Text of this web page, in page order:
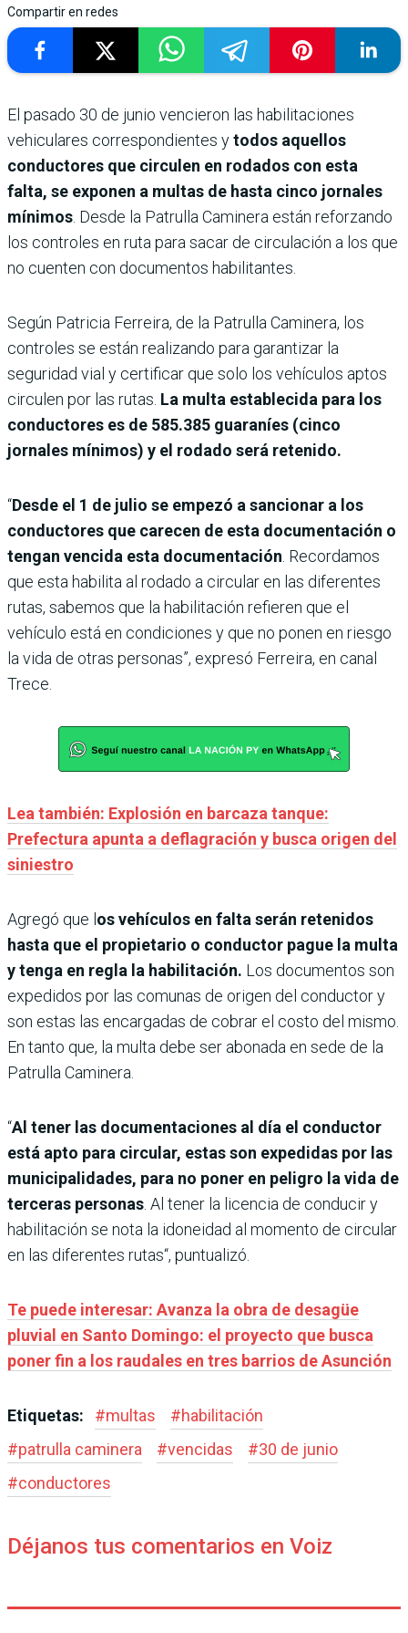
Compartir en redes
El pasado 30 de junio vencieron las habilitaciones
vehiculares correspondientes ytodos aquellos
conductores que circulen en rodados con esta
falta, se exponen a multas de hasta cinco jornales
mínimos. Desde la Patrulla Caminera están reforzando
los controles en ruta para sacar de circulación a los que
no cuenten con documentos habilitantes.
Según Patricia Ferreira, de la Patrulla Caminera, los
controles se están realizando para garantizar la
seguridad vial y certificar que solo los vehículos aptos
circulen por las rutas. La multa establecida para los
conductores es de 585.385 guaraníes (cinco
jornales mínimos) y el rodado será retenido.
“Desde el 1 de julio se empezó a sancionar a los
conductores que carecen de esta documentación o
tengan vencida esta documentación. Recordamos
que esta habilita al rodado a circular en las diferentes
rutas, sabemos que la habilitación refieren que el
vehículo está en condiciones y que no ponen en riesgo
la vida de otras personas”, expresó Ferreira, en canal
Trece.
Lea también: Explosión en barcaza tanque:
Prefectura apunta a deflagración y busca origen del
siniestro
Agregó que l os vehículos en falta serán retenidos
hasta que el propietario o conductor pague la multa
y tenga en regla la habilitación. Los documentos son
expedidos por las comunas de origen del conductor y
son estas las encargadas de cobrar el costo del mismo.
En tanto que, la multa debe ser abonada en sede de la
Patrulla Caminera.
“Al tener las documentaciones al día el conductor
está apto para circular, estas son expedidas por las
municipalidades, para no poner en peligro la vida de
terceras personas. Al tener la licencia de conducir y
habilitación se nota la idoneidad al momento de circular
en las diferentes rutas“, puntualizó.
Te puede interesar: Avanza la obra de desagüe
pluvial en Santo Domingo: el proyecto que busca
poner fin a los raudales en tres barrios de Asunción
Etiquetas: #multas #habilitación
#patrulla caminera #vencidas #30 de junio
#conductores
Déjanos tus comentarios en Voiz